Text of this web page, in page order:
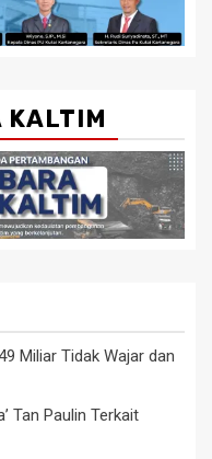
KALTIM
Miliar Tidak Wajar dan
Tan Paulin Terkait